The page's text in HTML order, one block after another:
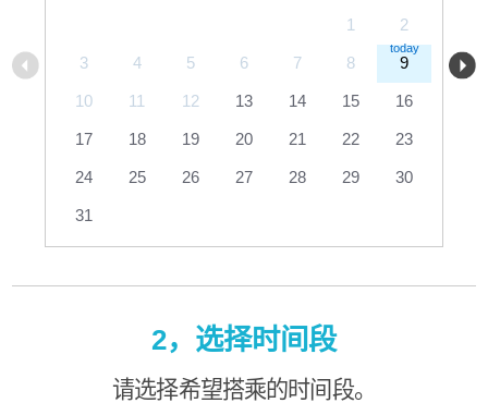
1 2
3 4 5 6 7 8 9
10 11 12 13 14 15 16
17 18 19 20 21 22 23
24 25 26 27 28 29 30
31
2，选择时间段
请选择希望搭乘的时间段。